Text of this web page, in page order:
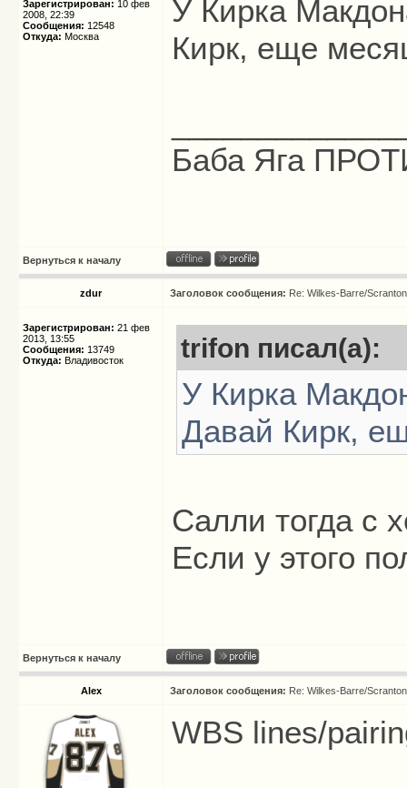
Зарегистрирован: 10 фев
2008, 22:39
Сообщения: 12548
Откуда: Москва
У Кирка
Кирк, еще
Баба Яга
Вернуться к началу
zdur Заголовок сообщения: Re: Wilkes-Barre/
Зарегистрирован: 21 фев
2013, 13:55
Сообщения: 13749
Откуда: Владивосток trifon писал(а):
У Кирка
Давай Кирк,
Салли тогда с
Если у этого
Вернуться к началу
Alex Заголовок сообщения: Re: Wilkes-Barre/
WBS lines/